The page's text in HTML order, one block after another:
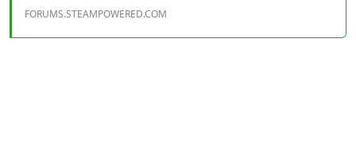
FORUMS.STEAMPOWERED.COM